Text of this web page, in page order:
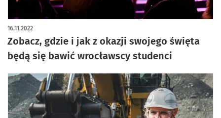
Zobacz, gdzie i jak z okazji swojego święta
będą się bawić wrocławscy studenci
16.11.2022